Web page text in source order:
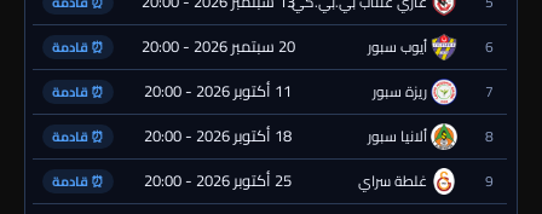
6 أيوب سبور 20 سبتمبر 2026 - 20:00 ⏰ قادمة
7 ريزة سبور 11 أكتوبر 2026 - 20:00 ⏰ قادمة
8 ألانيا سبور 18 أكتوبر 2026 - 20:00 ⏰ قادمة
9 غلطة سراي 25 أكتوبر 2026 - 20:00 ⏰ قادمة